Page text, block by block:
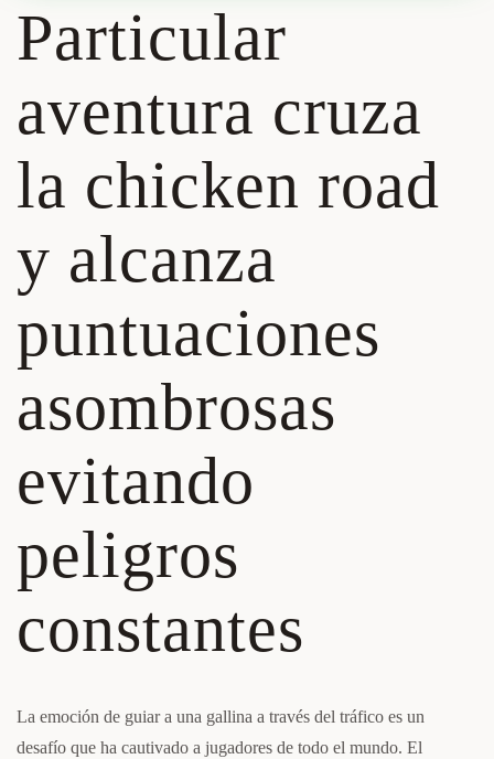
Particular
aventura cruza
la chicken road
y alcanza
puntuaciones
asombrosas
evitando
peligros
constantes
La emoción de guiar a una gallina a través del tráfico es un
desafío que ha cautivado a jugadores de todo el mundo. El